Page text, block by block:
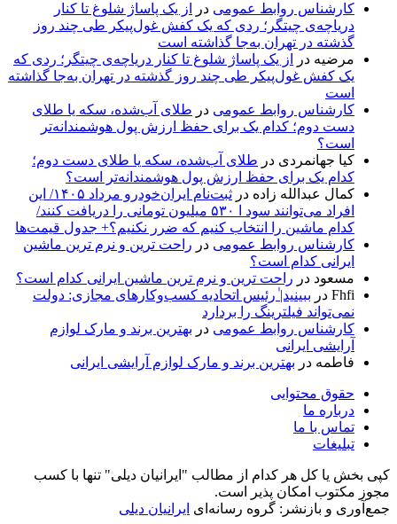
کارشناس روابط عمومی در
از یک پاساژ شلوغ تا کنار
دریاچه‌ی چیتگر؛ ردی که یک کفش غول‌پیکر طی چند روز
گذشته در تهران به‌جا گذاشته است
مرضیه در
از یک پاساژ شلوغ تا کنار دریاچه‌ی چیتگر؛ ردی که
یک کفش غول‌پیکر طی چند روز گذشته در تهران به‌جا گذاشته
است
کارشناس روابط عمومی در طلای آب‌شده، سکه یا طلای
دست دوم؛ کدام یک برای حفظ ارزش پول هوشمندانه‌تر
است؟
کیا جهانمردی در طلای آب‌شده، سکه یا طلای دست دوم؛
کدام یک برای حفظ ارزش پول هوشمندانه‌تر است؟
کمال عبدالله زاده در
ثبت‌نام ایران‌خودرو مرداد ۱۴۰۵/ این
افراد می‌توانند سود ا ۵۳۰ میلیون تومانی را دریافت کنند/
کدام ماشین را انتخاب کنیم که ضرر نکنیم؟+ جدول قیمت‌ها
کارشناس روابط عمومی در راحت ترین و نرم ترین ماشین
ایرانی کدام است؟
مسعود در راحت ترین و نرم ترین ماشین ایرانی کدام است؟
Fhfi در ببینید| ٰرئیس اتحادیه کسب‌وکارهای مجازی: دولت
نمی‌تواند فیلترینگ را بردارد
کارشناس روابط عمومی در بهترین برند و مارک لوازم
آرایشی ایرانی
فاطمه در بهترین برند و مارک لوازم آرایشی ایرانی
حقوق محتوایی
درباره ما
تماس با ما
تبلیغات
کپی بخش یا کل هر کدام از مطالب "ایرانیان دیلی" تنها با کسب
مجوز مکتوب امکان پذیر است.
جمع‌آوری و بازنشر: گروه رسانه‌ای ایرانیان دیلی